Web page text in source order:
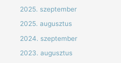
2025. szeptember
2025. augusztus
2024. szeptember
2023. augusztus